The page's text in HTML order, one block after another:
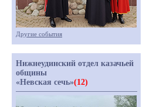
Другие события
Нижнеудинский отдел казачьей
общины
«Невская сечь»(12)